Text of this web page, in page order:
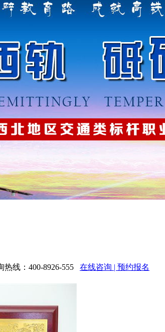
线：400-8926-555 在线咨询 | 预约报名